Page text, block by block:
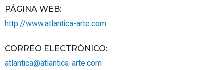
PÁGINA WEB:
http://www.atlantica-arte.com
CORREO ELECTRÓNICO:
atlantica@atlantica-arte.com